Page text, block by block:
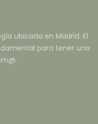
ubicada en Madrid. El
para tener una